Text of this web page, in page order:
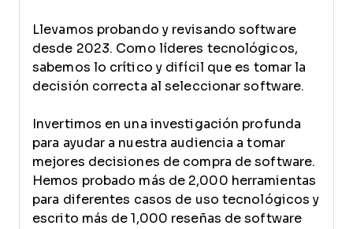
Llevamos probando y revisando software
desde 2023. Como líderes tecnológicos,
sabemos lo crítico y difícil que es tomar la
decisión correcta al seleccionar software.
Invertimos en una investigación profunda
para ayudar a nuestra audiencia a tomar
mejores decisiones de compra de software.
Hemos probado más de 2,000 herramientas
para diferentes casos de uso tecnológicos y
escrito más de 1,000 reseñas de software